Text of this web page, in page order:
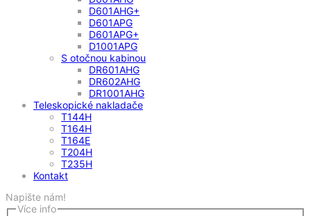
D601AHG+
D601APG
D601APG+
D1001APG
S otočnou kabinou
DR601AHG
DR602AHG
DR1001AHG
Teleskopické nakladače
T144H
T164H
T164E
T204H
T235H
Kontakt
Napište nám!
Více info